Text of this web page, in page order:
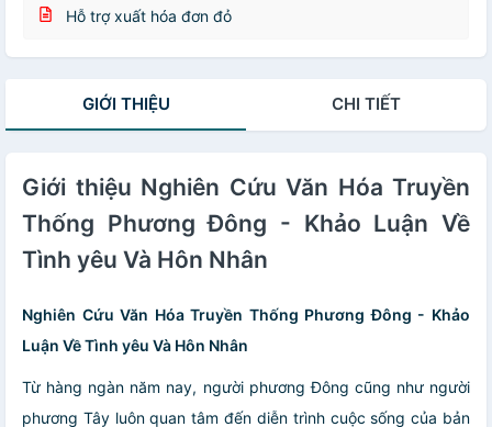
Hỗ trợ xuất hóa đơn đỏ
GIỚI THIỆU CHI TIẾT
Giới thiệu Nghiên Cứu Văn Hóa Truyền
Thống Phương Đông - Khảo Luận Về
Tình yêu Và Hôn Nhân
Nghiên Cứu Văn Hóa Truyền Thống Phương Đông - Khảo
Luận Về Tình yêu Và Hôn Nhân
Từ hàng ngàn năm nay, người phương Đông cũng như người
phương Tây luôn quan tâm đến diễn trình cuộc sống của bản